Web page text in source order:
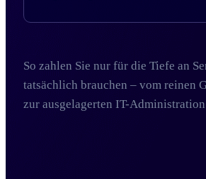
So zahlen Sie nur für die Tiefe an
tatsächlich brauchen – vom reinen
zur ausgelagerten IT-